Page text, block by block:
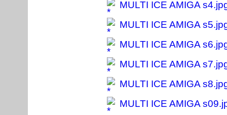
MULTI ICE AMIGA
MULTI ICE AMIGA
MULTI ICE AMIGA
MULTI ICE AMIGA
MULTI ICE AMIGA
MULTI ICE AMIGA